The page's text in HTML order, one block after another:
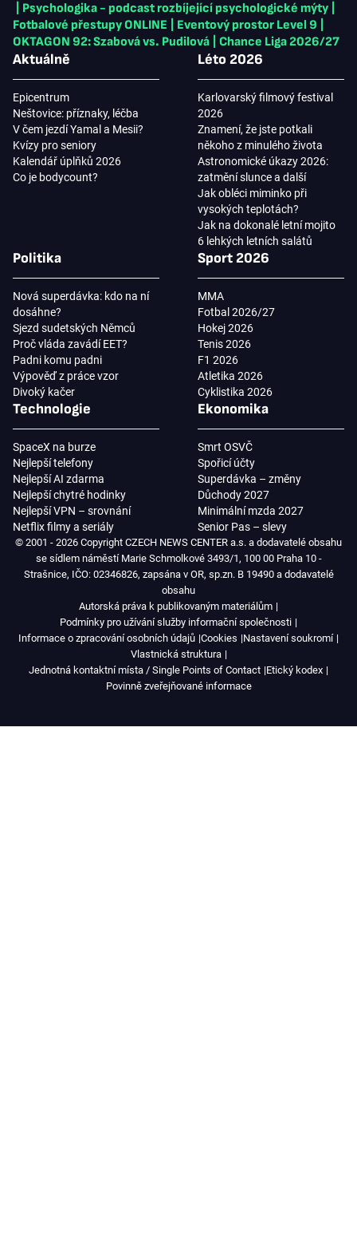
Psychologika - podcast rozbíjející psychologické mýty
Fotbalové přestupy ONLINE
Eventový prostor Level 9
OKTAGON 92: Szabová vs. Pudilová
Chance Liga 2026/27
Aktuálně
Epicentrum
Neštovice: příznaky, léčba
V čem jezdí Yamal a Mesii?
Kvízy pro seniory
Kalendář úplňků 2026
Co je bodycount?
Léto 2026
Karlovarský filmový festival
2026
Znamení, že jste potkali
někoho z minulého života
Astronomické úkazy 2026:
zatmění slunce a další
Jak obléci miminko při
vysokých teplotách?
Jak na dokonalé letní mojito
6 lehkých letních salátů
Politika
Nová superdávka: kdo na ní
dosáhne?
Sjezd sudetských Němců
Proč vláda zavádí EET?
Padni komu padni
Výpověď z práce vzor
Divoký kačer
Sport 2026
MMA
Fotbal 2026/27
Hokej 2026
Tenis 2026
F1 2026
Atletika 2026
Cyklistika 2026
Technologie
SpaceX na burze
Nejlepší telefony
Nejlepší AI zdarma
Nejlepší chytré hodinky
Nejlepší VPN – srovnání
Netflix filmy a seriály
Ekonomika
Smrt OSVČ
Spořicí účty
Superdávka – změny
Důchody 2027
Minimální mzda 2027
Senior Pas – slevy
© 2001 - 2026 Copyright CZECH NEWS CENTER a.s. a dodavatelé obsahu
se sídlem náměstí Marie Schmolkové 3493/1, 100 00 Praha 10 -
Strašnice, IČO: 02346826, zapsána v OR, sp.zn. B 19490 a dodavatelé
obsahu
Autorská práva k publikovaným materiálům
Podmínky pro užívání služby informační společnosti
Informace o zpracování osobních údajů Cookies Nastavení soukromí
Vlastnická struktura
Jednotná kontaktní místa / Single Points of Contact Etický kodex
Povinně zveřejňované informace